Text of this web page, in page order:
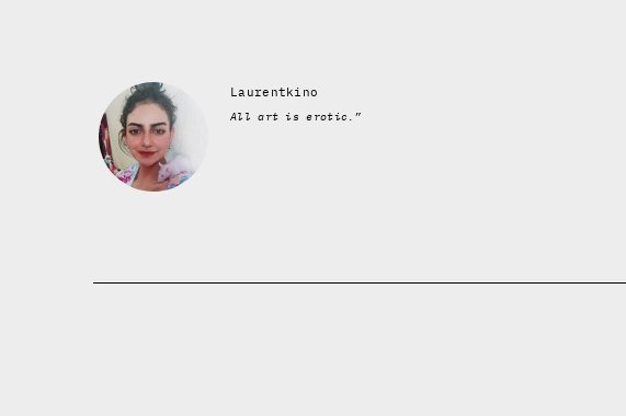
Laurentkino
All art is erotic.”